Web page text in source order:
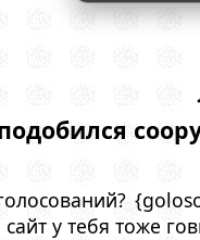
у тебя тоже